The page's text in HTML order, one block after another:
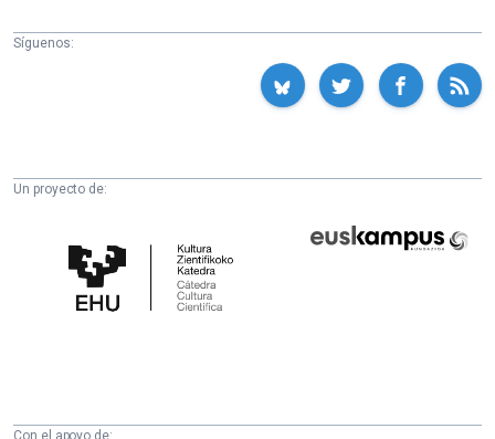
Síguenos:
Un proyecto de:
Cultura
Científica
Fundazioa
Con el apoyo de: